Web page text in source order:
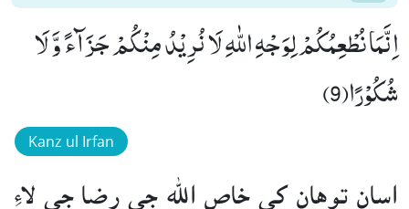
اِنَّمَا نُطْعِمُكُمْ لِوَجْهِ اللّٰهِ لَا نُرِیْدُ مِنْكُمْ جَزَآءً وَّ لَا
شُكُوْرًا(9)
Kanz ul Irfan
اسان توهان کي خاص الله جي رضا جي لاءِ